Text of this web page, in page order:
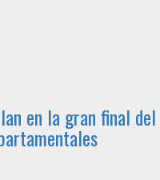
en la gran final del